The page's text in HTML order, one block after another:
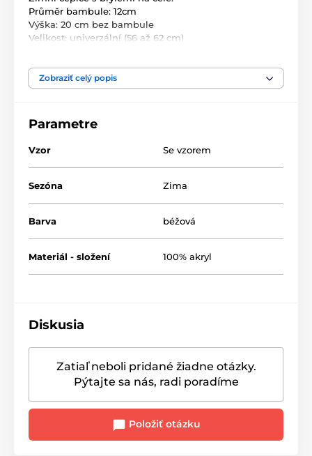
Průměr bambule: 12cm
Výška: 20 cm bez bambule
Velikost: univerzální (56 až 62 cm)
Složení: 100% akryl
Zobraziť celý popis
Parametre
Vzor Se vzorem
Sezóna Zima
Barva béžová
Materiál - složení 100% akryl
Diskusia
Zatiaľ neboli pridané žiadne otázky.
Pýtajte sa nás, radi poradíme
Položiť otázku